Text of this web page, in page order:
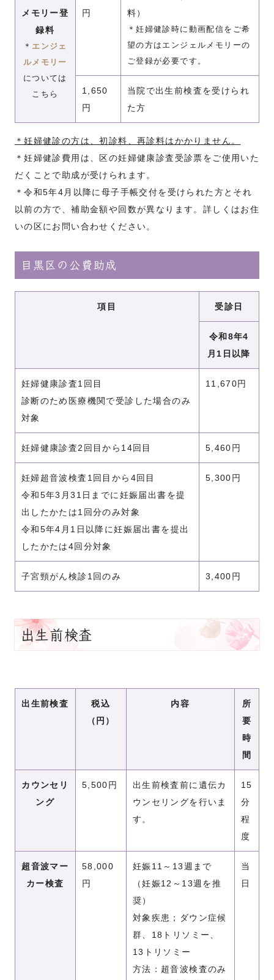
メモリー登
録料
＊ エンジェ
ルメモリー
については
こちら
円
料）
＊妊婦健診時に動画配信をご希
望の方はエンジェルメモリーの
ご登録が必要です。
1,650
円
当院で出生前検査を受けられ
た方
＊妊婦健診の方は、初診料、再診料はかかりません。
＊妊婦健診費用は、区の妊婦健康診査受診票をご使用いた
だくことで助成が受けられます。
＊令和5年4月以降に母子手帳交付を受けられた方とそれ
以前の方で、補助金額や回数が異なります。詳しくはお住
いの区にお問い合わせください。
目黒区の公費助成
項目 受診日
令和8年4
月1日以降
妊婦健康診査1回目
診断のため医療機関で受診した場合のみ
対象
11,670円
妊婦健康診査2回目から14回目 5,460円
妊婦超音波検査1回目から4回目
令和5年3月31日までに妊娠届出書を提
出したかたは1回分のみ対象
令和5年4月1日以降に妊娠届出書を提出
したかたは4回分対象
5,300円
子宮頸がん検診1回のみ 3,400円
出生前検査
出生前検査
税込
（円）
内容
所
要
時
間
カウンセリ
ング
5,500円
出生前検査前に遺伝カ
ウンセリングを行いま
す。
15
分
程
度
超音波マー
カー検査
58,000
円
妊娠11～13週まで
（妊娠12～13週を推
奨）
対象疾患；ダウン症候
群、18トリソミー、
13トリソミー
方法：超音波検査のみ
当
日